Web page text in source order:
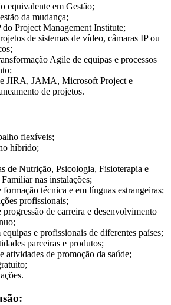
equivalente em Gestão;
da mudança;
Project Management Institute;
de sistemas de vídeo, câmaras IP ou
Agile de equipas e processos
JIRA, JAMA, Microsoft Project e
de projetos.
flexíveis;
híbrido;
de Nutrição, Psicologia, Fisioterapia e
nas instalações;
técnica e em línguas estrangeiras;
profissionais;
de carreira e desenvolvimento
e profissionais de diferentes países;
parceiras e produtos;
atividades de promoção da saúde;